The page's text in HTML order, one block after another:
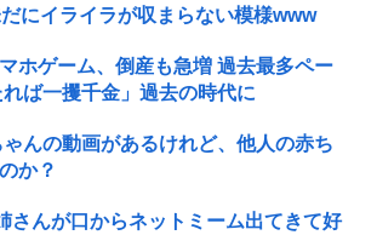
にイライラが収まらない模様www
ホゲーム、倒産も急増 過去最多ペー
ば一攫千金」過去の時代に
んの動画があるけれど、他人の赤ち
か？
さんが口からネットミーム出てきて好